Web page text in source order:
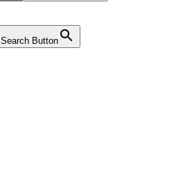
Search Button